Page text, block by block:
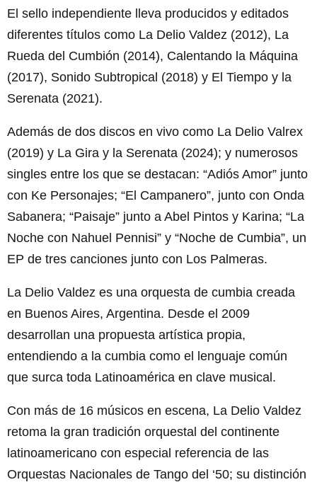
El sello independiente lleva producidos y editados
diferentes títulos como La Delio Valdez (2012), La
Rueda del Cumbión (2014), Calentando la Máquina
(2017), Sonido Subtropical (2018) y El Tiempo y la
Serenata (2021).
Además de dos discos en vivo como La Delio Valrex
(2019) y La Gira y la Serenata (2024); y numerosos
singles entre los que se destacan: “Adiós Amor” junto
con Ke Personajes; “El Campanero”, junto con Onda
Sabanera; “Paisaje” junto a Abel Pintos y Karina; “La
Noche con Nahuel Pennisi” y “Noche de Cumbia”, un
EP de tres canciones junto con Los Palmeras.
La Delio Valdez es una orquesta de cumbia creada
en Buenos Aires, Argentina. Desde el 2009
desarrollan una propuesta artística propia,
entendiendo a la cumbia como el lenguaje común
que surca toda Latinoamérica en clave musical.
Con más de 16 músicos en escena, La Delio Valdez
retoma la gran tradición orquestal del continente
latinoamericano con especial referencia de las
Orquestas Nacionales de Tango del ‘50; su distinción